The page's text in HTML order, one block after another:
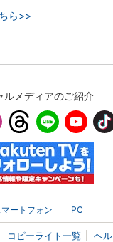
ら>>
ルメディアのご紹介
マートフォン PC
コピーライト一覧 ヘ